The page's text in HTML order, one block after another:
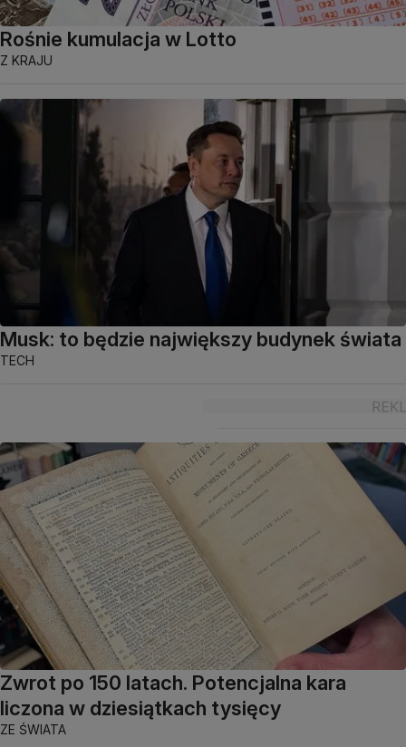
Rośnie kumulacja w Lotto
Z KRAJU
Musk: to będzie największy budynek świata
TECH
Zwrot po 150 latach. Potencjalna kara
liczona w dziesiątkach tysięcy
ZE ŚWIATA